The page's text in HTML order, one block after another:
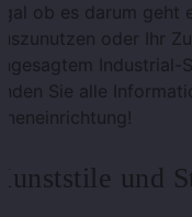
ob es darum geht
oder Ihr
Industrial-
Sie alle
und